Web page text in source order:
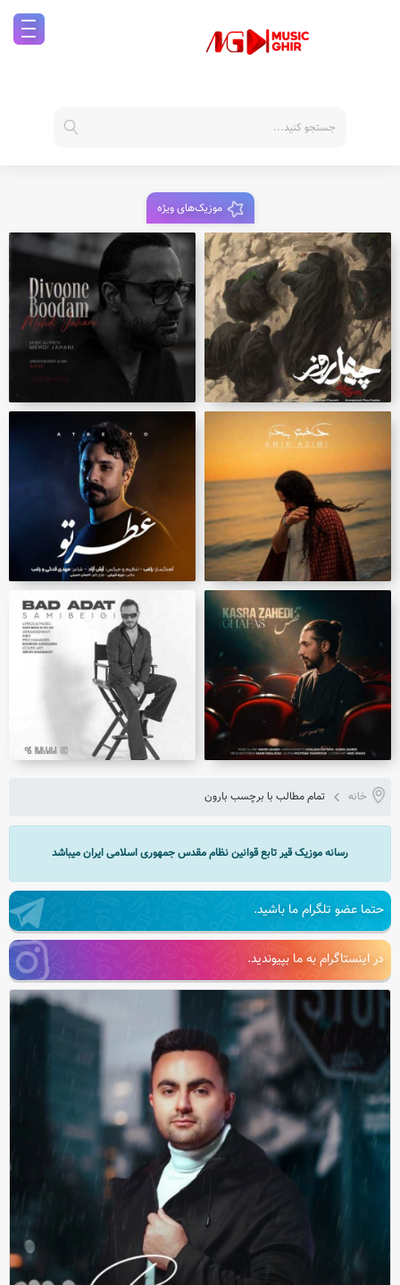
موزیک‌های ویژه
خانه تمام مطالب با برچسب بارون
رسانه موزیک قیر تابع قوانین نظام مقدس جمهوری اسلامی ایران میباشد
حتما عضو تلگرام ما باشید.
در اینستاگرام به ما بپیوندید.